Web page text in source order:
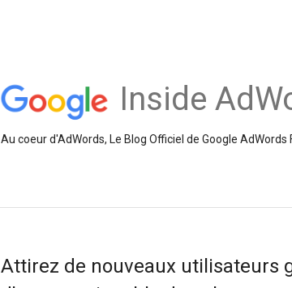
Inside
Au coeur d'AdWords, Le Blog Officiel de Google AdWords
Attirez de nouveaux utilisateurs